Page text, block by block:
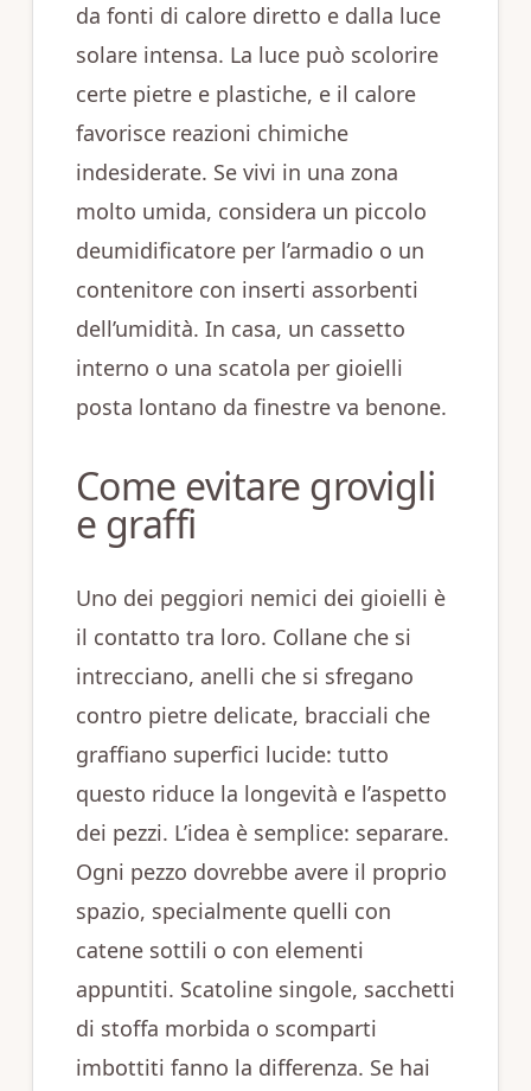
da fonti di calore diretto e dalla luce
solare intensa. La luce può scolorire
certe pietre e plastiche, e il calore
favorisce reazioni chimiche
indesiderate. Se vivi in una zona
molto umida, considera un piccolo
deumidificatore per l’armadio o un
contenitore con inserti assorbenti
dell’umidità. In casa, un cassetto
interno o una scatola per gioielli
posta lontano da finestre va benone.
Come evitare grovigli
e graffi
Uno dei peggiori nemici dei gioielli è
il contatto tra loro. Collane che si
intrecciano, anelli che si sfregano
contro pietre delicate, bracciali che
graffiano superfici lucide: tutto
questo riduce la longevità e l’aspetto
dei pezzi. L’idea è semplice: separare.
Ogni pezzo dovrebbe avere il proprio
spazio, specialmente quelli con
catene sottili o con elementi
appuntiti. Scatoline singole, sacchetti
di stoffa morbida o scomparti
imbottiti fanno la differenza. Se hai